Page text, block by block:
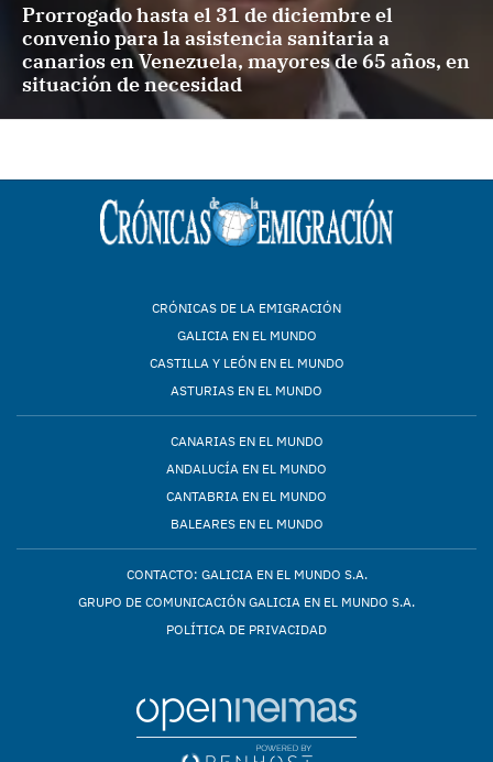
Prorrogado hasta el 31 de diciembre el
convenio para la asistencia sanitaria a
canarios en Venezuela, mayores de 65 años, en
situación de necesidad
CRÓNICAS DE LA EMIGRACIÓN
GALICIA EN EL MUNDO
CASTILLA Y LEÓN EN EL MUNDO
ASTURIAS EN EL MUNDO
CANARIAS EN EL MUNDO
ANDALUCÍA EN EL MUNDO
CANTABRIA EN EL MUNDO
BALEARES EN EL MUNDO
CONTACTO: GALICIA EN EL MUNDO S.A.
GRUPO DE COMUNICACIÓN GALICIA EN EL MUNDO S.A.
POLÍTICA DE PRIVACIDAD